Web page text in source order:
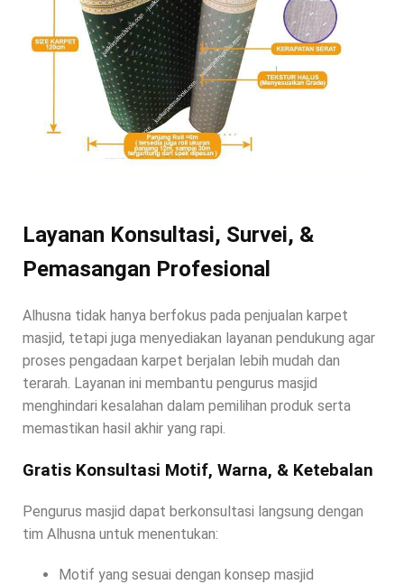
Layanan Konsultasi, Survei, &
Pemasangan Profesional
Alhusna tidak hanya berfokus pada penjualan karpet
masjid, tetapi juga menyediakan layanan pendukung agar
proses pengadaan karpet berjalan lebih mudah dan
terarah. Layanan ini membantu pengurus masjid
menghindari kesalahan dalam pemilihan produk serta
memastikan hasil akhir yang rapi.
Gratis Konsultasi Motif, Warna, & Ketebalan
Pengurus masjid dapat berkonsultasi langsung dengan
tim Alhusna untuk menentukan:
Motif yang sesuai dengan konsep masjid